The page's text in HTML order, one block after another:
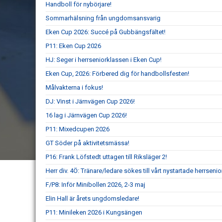
Handboll för nybörjare!
Sommarhälsning från ungdomsansvarig
Eken Cup 2026: Succé på Gubbängsfältet!
P11: Eken Cup 2026
HJ: Seger i herrseniorklassen i Eken Cup!
Eken Cup, 2026: Förbered dig för handbollsfesten!
Målvakterna i fokus!
DJ: Vinst i Järnvägen Cup 2026!
16 lag i Järnvägen Cup 2026!
P11: Mixedcupen 2026
GT Söder på aktivitetsmässa!
P16: Frank Löfstedt uttagen till Riksläger 2!
Herr div. 4Ö: Tränare/ledare sökes till vårt nystartade
F/P8: Inför Minibollen 2026, 2-3 maj
Elin Hall är årets ungdomsledare!
P11: Minileken 2026 i Kungsängen